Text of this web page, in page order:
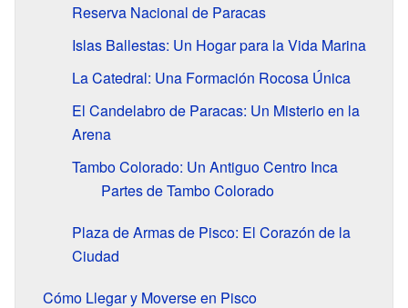
Reserva Nacional de Paracas
Islas Ballestas: Un Hogar para la Vida Marina
La Catedral: Una Formación Rocosa Única
El Candelabro de Paracas: Un Misterio en la
Arena
Tambo Colorado: Un Antiguo Centro Inca
Partes de Tambo Colorado
Plaza de Armas de Pisco: El Corazón de la
Ciudad
Cómo Llegar y Moverse en Pisco